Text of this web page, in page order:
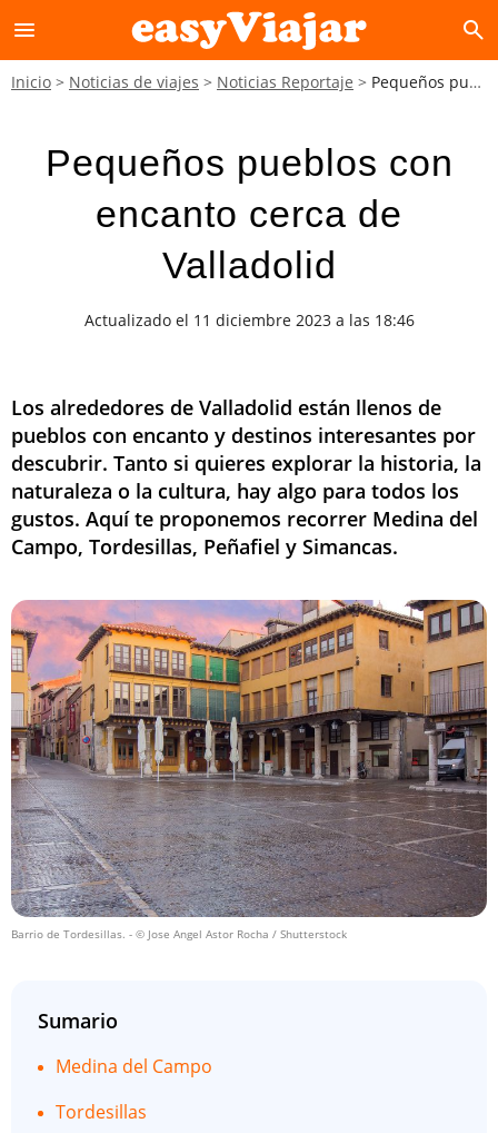
menu search
Inicio Noticias de viajes Noticias Reportaje Pequeños pueblos con encanto cerca de Valladolid
Pequeños pueblos con
encanto cerca de
Valladolid
Actualizado el 11 diciembre 2023 a las 18:46
Los alrededores de Valladolid están llenos de
pueblos con encanto y destinos interesantes por
descubrir. Tanto si quieres explorar la historia, la
naturaleza o la cultura, hay algo para todos los
gustos. Aquí te proponemos recorrer Medina del
Campo, Tordesillas, Peñafiel y Simancas.
Barrio de Tordesillas. - © Jose Angel Astor Rocha / Shutterstock
Sumario
Medina del Campo
Tordesillas